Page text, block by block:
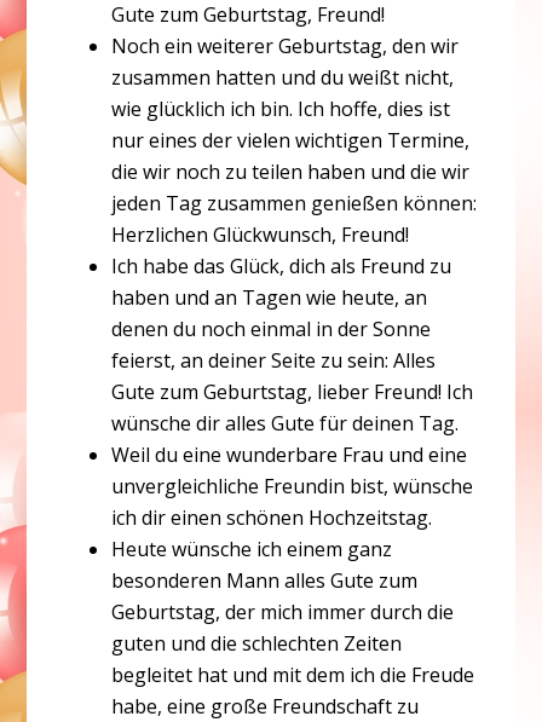
Gute zum Geburtstag, Freund!
Noch ein weiterer Geburtstag, den wir
zusammen hatten und du weißt nicht,
wie glücklich ich bin. Ich hoffe, dies ist
nur eines der vielen wichtigen Termine,
die wir noch zu teilen haben und die wir
jeden Tag zusammen genießen können:
Herzlichen Glückwunsch, Freund!
Ich habe das Glück, dich als Freund zu
haben und an Tagen wie heute, an
denen du noch einmal in der Sonne
feierst, an deiner Seite zu sein: Alles
Gute zum Geburtstag, lieber Freund! Ich
wünsche dir alles Gute für deinen Tag.
Weil du eine wunderbare Frau und eine
unvergleichliche Freundin bist, wünsche
ich dir einen schönen Hochzeitstag.
Heute wünsche ich einem ganz
besonderen Mann alles Gute zum
Geburtstag, der mich immer durch die
guten und die schlechten Zeiten
begleitet hat und mit dem ich die Freude
habe, eine große Freundschaft zu